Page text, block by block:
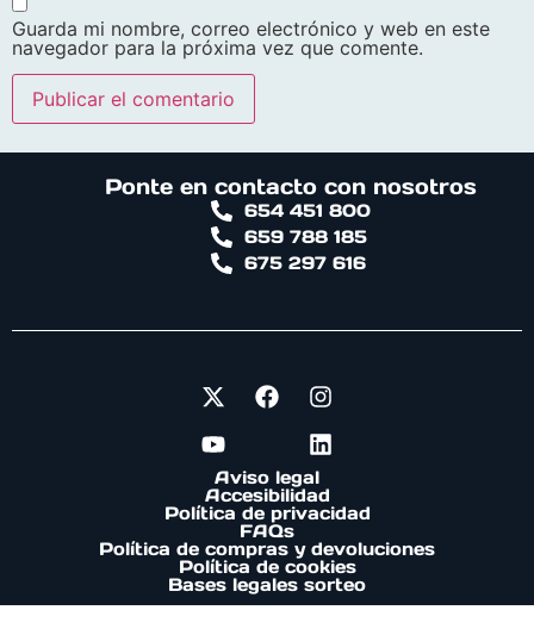
Guarda mi nombre, correo electrónico y web en este
navegador para la próxima vez que comente.
Alternative:
Ponte en contacto con nosotros
654 451 800
659 788 185
675 297 616
Aviso legal
Accesibilidad
Política de privacidad
FAQs
Política de compras y devoluciones
Política de cookies
Bases legales sorteo